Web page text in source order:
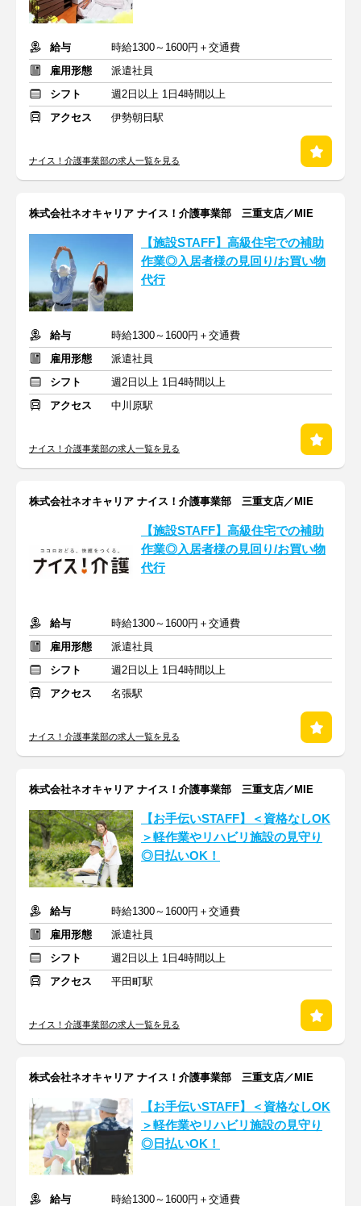
給与
時給1300～1600円＋交通費
雇用形態
派遣社員
シフト
週2日以上 1日4時間以上
アクセス
伊勢朝日駅
ナイス！介護事業部の求人一覧を見る
株式会社ネオキャリア ナイス！介護事業部 三重支店／MIE
【施設STAFF】高級住宅での補助
作業◎入居者様の見回り/お買い物
代行
給与
時給1300～1600円＋交通費
雇用形態
派遣社員
シフト
週2日以上 1日4時間以上
アクセス
中川原駅
ナイス！介護事業部の求人一覧を見る
株式会社ネオキャリア ナイス！介護事業部 三重支店／MIE
【施設STAFF】高級住宅での補助
作業◎入居者様の見回り/お買い物
代行
給与
時給1300～1600円＋交通費
雇用形態
派遣社員
シフト
週2日以上 1日4時間以上
アクセス
名張駅
ナイス！介護事業部の求人一覧を見る
株式会社ネオキャリア ナイス！介護事業部 三重支店／MIE
【お手伝いSTAFF】＜資格なしOK
＞軽作業やリハビリ施設の見守り
◎日払いOK！
給与
時給1300～1600円＋交通費
雇用形態
派遣社員
シフト
週2日以上 1日4時間以上
アクセス
平田町駅
ナイス！介護事業部の求人一覧を見る
株式会社ネオキャリア ナイス！介護事業部 三重支店／MIE
【お手伝いSTAFF】＜資格なしOK
＞軽作業やリハビリ施設の見守り
◎日払いOK！
給与
時給1300～1600円＋交通費